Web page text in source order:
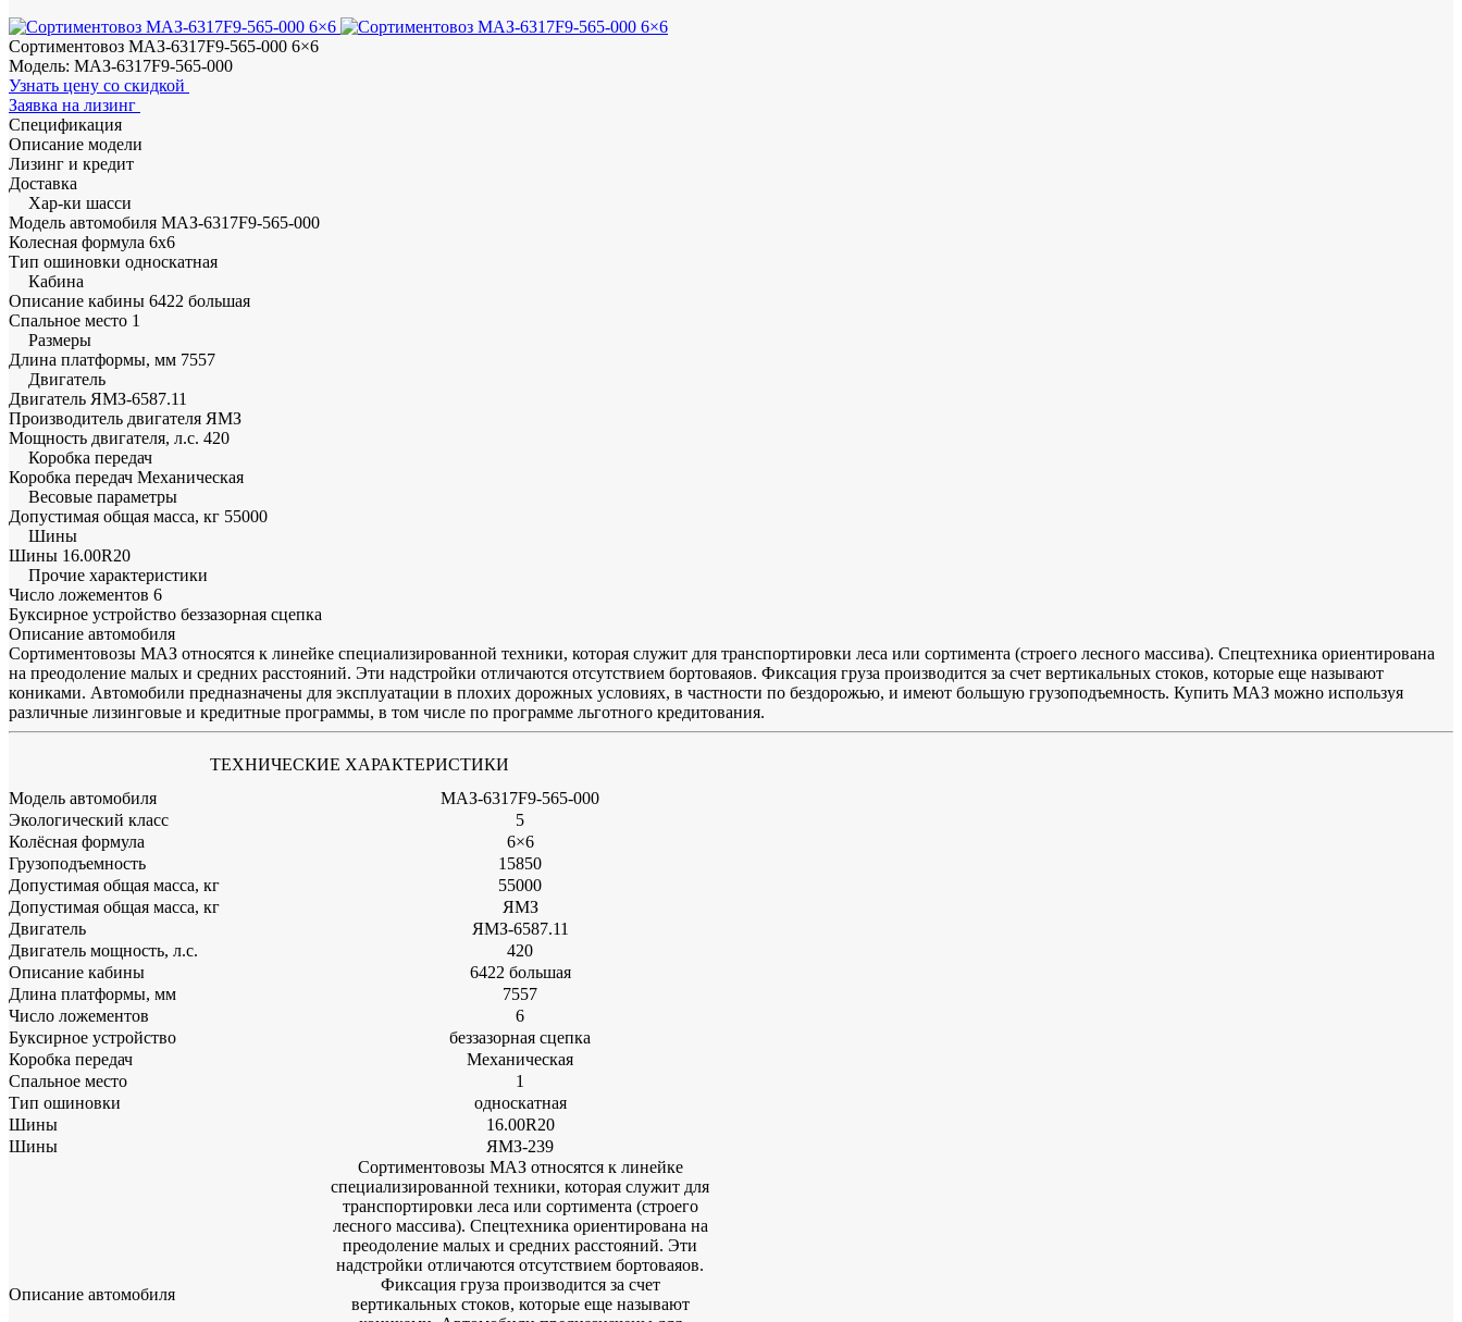
Сортиментовоз МАЗ-6317F9-565-000 6×6
Модель: МАЗ-6317F9-565-000
Узнать цену со скидкой
Заявка на лизинг
Спецификация
Описание модели
Лизинг и кредит
Доставка
Хар-ки шасси
Модель автомобиля МАЗ-6317F9-565-000
Колесная формула 6х6
Тип ошиновки односкатная
Кабина
Описание кабины 6422 большая
Спальное место 1
Размеры
Длина платформы, мм 7557
Двигатель
Двигатель ЯМЗ-6587.11
Производитель двигателя ЯМЗ
Мощность двигателя, л.с. 420
Коробка передач
Коробка передач Механическая
Весовые параметры
Допустимая общая масса, кг 55000
Шины
Шины 16.00R20
Прочие характеристики
Число ложементов 6
Буксирное устройство беззазорная сцепка
Описание автомобиля
Сортиментовозы МАЗ относятся к линейке специализированной техники, которая служит для транспортировки леса или сортимента (строего лесного массива). Спецтехника ориентирована
на преодоление малых и средних расстояний. Эти надстройки отличаются отсутствием бортоваяов. Фиксация груза производится за счет вертикальных стоков, которые еще называют
кониками. Автомобили предназначены для эксплуатации в плохих дорожных условиях, в частности по бездорожью, и имеют большую грузоподъемность. Купить МАЗ можно используя
различные лизинговые и кредитные программы, в том числе по программе льготного кредитования.
ТЕХНИЧЕСКИЕ ХАРАКТЕРИСТИКИ
Модель автомобиля
МАЗ-6317F9-565-000
Экологический класс
5
Колёсная формула
6×6
Грузоподъемность
15850
Допустимая общая масса, кг
55000
Допустимая общая масса, кг
ЯМЗ
Двигатель
ЯМЗ-6587.11
Двигатель мощность, л.с.
420
Описание кабины
6422 большая
Длина платформы, мм
7557
Число ложементов
6
Буксирное устройство
беззазорная сцепка
Коробка передач
Механическая
Спальное место
1
Тип ошиновки
односкатная
Шины
16.00R20
Шины
ЯМЗ-239
Описание автомобиля
Сортиментовозы МАЗ относятся к линейке
специализированной техники, которая служит для
транспортировки леса или сортимента (строего
лесного массива). Спецтехника ориентирована на
преодоление малых и средних расстояний. Эти
надстройки отличаются отсутствием бортоваяов.
Фиксация груза производится за счет
вертикальных стоков, которые еще называют